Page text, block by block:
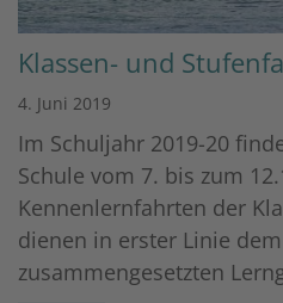
Klassen- und
4. Juni 2019
Im Schuljahr 2019-20
Schule vom 7. bis zum
Kennenlernfahrten der
dienen in erster Linie
zusammengesetzten